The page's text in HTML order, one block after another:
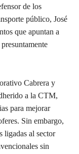
de los
público, José
que apuntan a
Cabrera y
a la CTM,
para mejorar
Sin embargo,
ligadas al sector
sin